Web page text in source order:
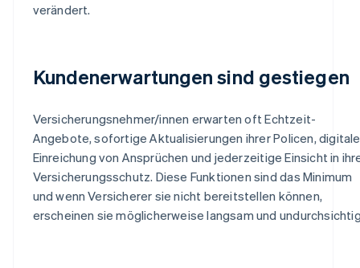
verändert.
Kundenerwartungen sind gestiegen
Versicherungsnehmer/innen erwarten oft Echtzeit-
Angebote, sofortige Aktualisierungen ihrer Policen, digitale
Einreichung von Ansprüchen und jederzeitige Einsicht in
Versicherungsschutz. Diese Funktionen sind das Minimum
und wenn Versicherer sie nicht bereitstellen können,
erscheinen sie möglicherweise langsam und